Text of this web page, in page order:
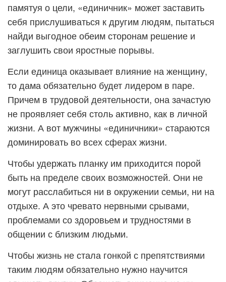
памятуя о цели, «единичник» может заставить
себя прислушиваться к другим людям, пытаться
найди выгодное обеим сторонам решение и
заглушить свои яростные порывы.
Если единица оказывает влияние на женщину,
то дама обязательно будет лидером в паре.
Причем в трудовой деятельности, она зачастую
не проявляет себя столь активно, как в личной
жизни. А вот мужчины «единичники» стараются
доминировать во всех сферах жизни.
Чтобы удержать планку им приходится порой
быть на пределе своих возможностей. Они не
могут расслабиться ни в окружении семьи, ни на
отдыхе. А это чревато нервными срывами,
проблемами со здоровьем и трудностями в
общении с близким людьми.
Чтобы жизнь не стала гонкой с препятствиями
таким людям обязательно нужно научится